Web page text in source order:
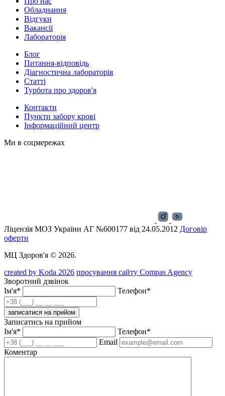
Обладнання
Відгуки
Вакансії
Лабораторія
Блог
Питання-відповідь
Діагностична лабораторія
Статті
Турбота про здоров'я
Контакти
Пункти забору крові
Інформаційний центр
Ми в соцмережах
Ліцензія МОЗ України АГ №600177 від 24.05.2012 Договір
оферти
МЦ Здоров'я © 2026.
created by Koda 2026 просування сайту Compas Agency
Зворотний дзвінок
Ім'я*
Телефон*
записатися на прийом
Записатись на прийом
Ім'я*
Телефон*
Email
Коментар